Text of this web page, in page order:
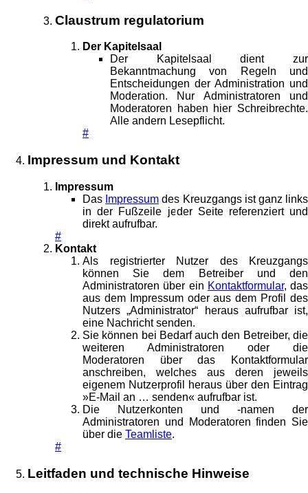
Claustrum regulatorium
Der Kapitelsaal
Der Kapitelsaal dient zur
Bekanntmachung von Regeln und
Entscheidungen der Administration und
Moderation. Nur Administratoren und
Moderatoren haben hier Schreibrechte.
Alle andern Lesepflicht.
#
Impressum und Kontakt
Impressum
Das Impressum des Kreuzgangs ist ganz links
in der Fußzeile jeder Seite referenziert und
direkt aufrufbar.
#
Kontakt
Als registrierter Nutzer des Kreuzgangs
können Sie dem Betreiber und den
Administratoren über ein Kontaktformular, das
aus dem Impressum oder aus dem Profil des
Nutzers „Administrator“ heraus aufrufbar ist,
eine Nachricht senden.
Sie können bei Bedarf auch den Betreiber, die
weiteren Administratoren oder die
Moderatoren über das Kontaktformular
anschreiben, welches aus deren jeweils
eigenem Nutzerprofil heraus über den Eintrag
»E-Mail an … senden« aufrufbar ist.
Die Nutzerkonten und -namen der
Administratoren und Moderatoren finden Sie
über die Teamliste.
#
Leitfaden und technische Hinweise